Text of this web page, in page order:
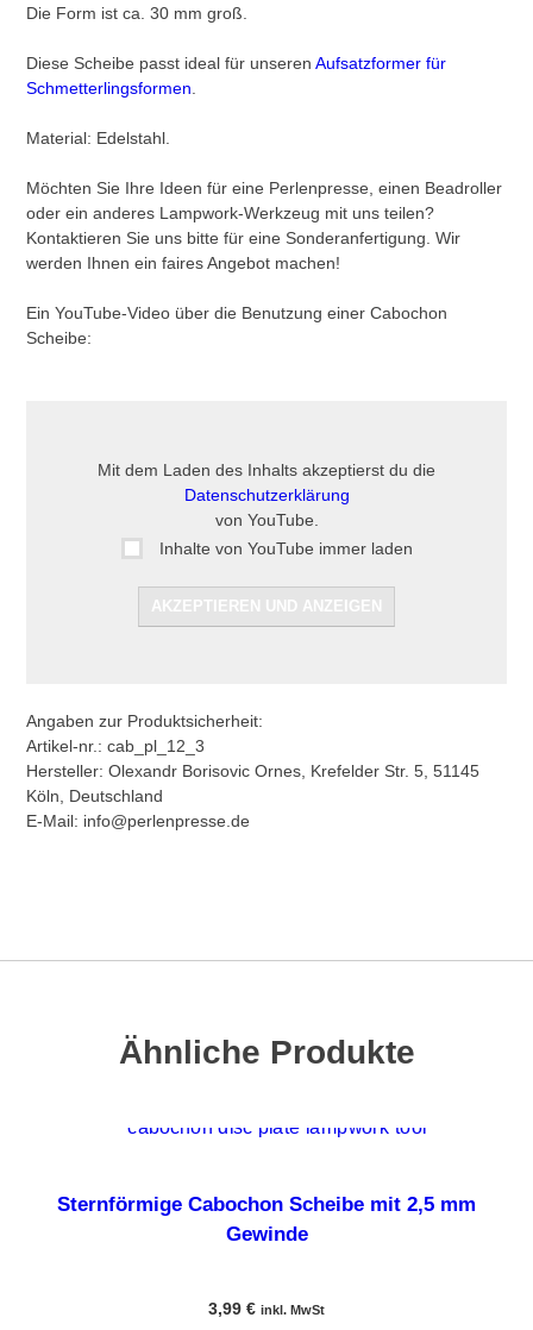
Die Form ist ca. 30 mm groß.
Diese Scheibe passt ideal für unserenAufsatzformer für
Schmetterlingsformen
Material: Edelstahl.
Möchten Sie Ihre Ideen für eine Perlenpresse, einen Beadroller
oder ein anderes Lampwork-Werkzeug mit uns teilen?
Kontaktieren Sie uns bitte für eine Sonderanfertigung. Wir
werden Ihnen ein faires Angebot machen!
Ein YouTube-Video über die Benutzung einer Cabochon
Scheibe:
Mit dem Laden des Inhalts akzeptierst du die
Datenschutzerklärung
von YouTube.
Inhalte von YouTube immer laden
AKZEPTIEREN UND ANZEIGEN
Angaben zur Produktsicherheit:
Artikel-nr.: cab_pl_12_3
Hersteller: Olexandr Borisovic Ornes, Krefelder Str. 5, 51145
Köln, Deutschland
E-Mail: info@perlenpresse.de
Ähnliche Produkte
Dieses Produkt weist mehrere Varianten auf. Die Optionen können auf der Produktseite gewählt werden
Sternförmige Cabochon Scheibe mit 2,5 mm
Gewinde
3,99 € inkl. MwSt